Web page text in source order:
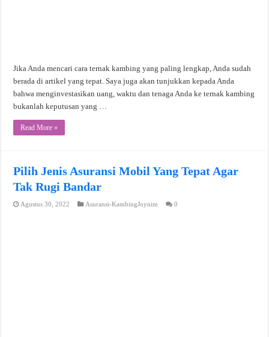
Jika Anda mencari cara ternak kambing yang paling lengkap, Anda sudah
berada di artikel yang tepat. Saya juga akan tunjukkan kepada Anda
bahwa menginvestasikan uang, waktu dan tenaga Anda ke ternak kambing
bukanlah keputusan yang …
Read More »
Pilih Jenis Asuransi Mobil Yang Tepat Agar
Tak Rugi Bandar
Agustus 30, 2022 Asuransi-KambingJoynim 0